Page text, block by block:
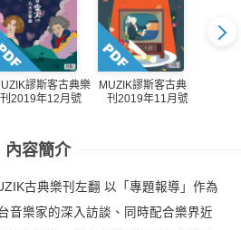
謬斯客古典樂
刊2019年12月號
MUZIK謬斯客古典樂
刊2019年11月號
內容簡介
古典樂刊左翻 以「專題報導」作為
音樂家的深入訪談、同時配合樂界近